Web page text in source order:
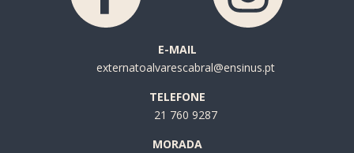
E-MAIL
externatoalvarescabral@ensinus.pt
TELEFONE
21 760 9287
MORADA